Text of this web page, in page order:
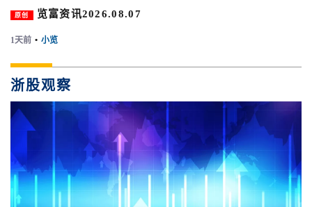
原创 览富资讯2026.08.07
1天前 • 小览
浙股观察